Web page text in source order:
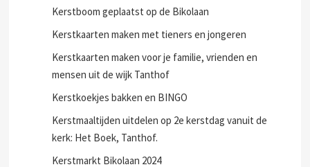
Kerstboom geplaatst op de Bikolaan
Kerstkaarten maken met tieners en jongeren
Kerstkaarten maken voor je familie, vrienden en
mensen uit de wijk Tanthof
Kerstkoekjes bakken en BINGO
Kerstmaaltijden uitdelen op 2e kerstdag vanuit de
kerk: Het Boek, Tanthof.
Kerstmarkt Bikolaan 2024